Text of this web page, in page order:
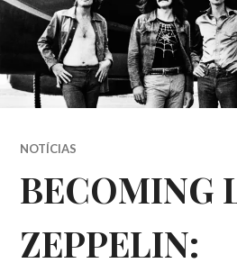
NOTÍCIAS
BECOMING
ZEPPELIN: